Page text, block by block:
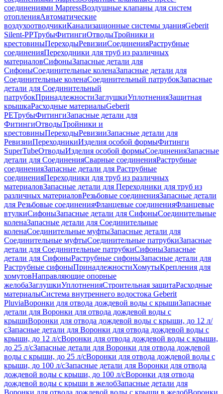
соединениями MapressВоздушные клапаны для систем
отопленияАвтоматические
воздухоотводчикиКанализационные системы зданияGeberit
Silent-PPТрубыФитингиОтводыТройники и
крестовиныПереходыРевизииСоединенияРаструбные
соединенияПереходники для труб из различных
материаловСифоныЗапасные детали для
СифоныСоединительные коленаЗапасные детали для
Соединительные коленаСоединительный патрубокЗапасные
детали для Соединительный
патрубокПринадлежностиЗаглушкиУплотненияЗащитная
крышкаРасходные материалыGeberit
PEТрубыФитингиЗапасные детали для
ФитингиОтводыТройники и
крестовиныПереходыРевизииЗапасные детали для
РевизииПереходникиИзделия особой формыФитинги
SuperTubeОтводыИзделия особой формыСоединенияЗапасные
детали для СоединенияСварные соединенияРаструбные
соединенияЗапасные детали для Раструбные
соединенияПереходники для труб из различных
материаловЗапасные детали для Переходники для труб из
различных материаловРезьбовые соединенияЗапасные детали
для Резьбовые соединенияФланцевые соединенияФланцевые
втулкиСифоныЗапасные детали для СифоныСоединительные
коленаЗапасные детали для Соединительные
коленаСоединительные муфтыЗапасные детали для
Соединительные муфтыСоединительные патрубкиЗапасные
детали для Соединительные патрубкиСифоныЗапасные
детали для СифоныРаструбные сифоныЗапасные детали для
Раструбные сифоныПринадлежностиХомутыКрепления для
хомутовНаправляющие опорные
желобаЗаглушкиУплотненияСтроительная защитаРасходные
материалыСистема внутреннего водостока Geberit
PluviaВоронки для отвода дождевой воды с крышиЗапасные
детали для Воронки для отвода дождевой воды с
крышиВоронки для отвода дождевой воды с крыши, до 12 л/
сЗапасные детали для Воронки для отвода дождевой воды с
крыши, до 12 л/сВоронки для отвода дождевой воды с крыши,
до 25 л/сЗапасные детали для Воронки для отвода дождевой
воды с крыши, до 25 л/сВоронки для отвода дождевой воды с
крыши, до 100 л/сЗапасные детали для Воронки для отвода
дождевой воды с крыши, до 100 л/сВоронки для отвода
дождевой воды с крыши в желобЗапасные детали для
Воронки для отвода дождевой воды с крыши в желобВоронки